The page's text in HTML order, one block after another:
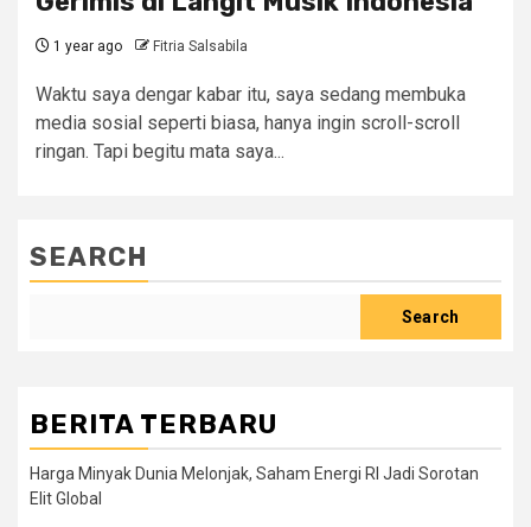
1 year ago Fitria Salsabila
Waktu saya dengar kabar itu, saya sedang membuka
media sosial seperti biasa, hanya ingin scroll-scroll
ringan. Tapi begitu mata saya...
SEARCH
Search
BERITA TERBARU
Harga Minyak Dunia Melonjak, Saham Energi RI Jadi Sorotan
Elit Global